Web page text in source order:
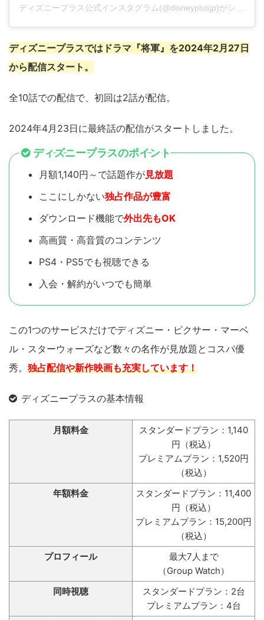
ディズニープラス公式インスタグラム(@disneyplusjp)がシェアした投稿
ディズニープラスではドラマ『将軍』を2024年2月27日
から配信スタート。
全10話での配信で、初回は2話が配信。
2024年4月23日に最終話の配信がスタートしました。
ディズニープラスのポイント
月額1,140円～で話題作が見放題
ここにしかない独占作品が豊富
ダウンロード機能で外出先もOK
高画質・高音質のコンテンツ
PS4・PS5でも視聴できる
入会・解約がいつでも簡単
この1つのサービスだけでディズニー・ピクサー・マーベ
ル・スターウォーズなど数々の名作が見放題とコスパ優
秀。 独占配信や新作映画も充実しています！
ディズニープラスの基本情報
月額料金
スタンダードプラン：1,140
円（税込）
プレミアムプラン：1,520円
（税込）
年額料金
スタンダードプラン：11,400
円（税込）
プレミアムプラン：15,200円
（税込）
プロフィール
最大7人まで
（Group Watch）
同時視聴
スタンダードプラン：2台
プレミアムプラン：4台